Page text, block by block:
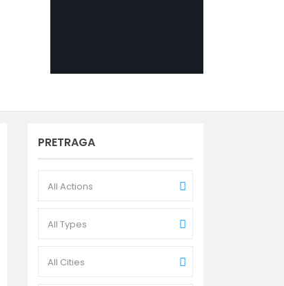
PRETRAGA
All Actions
All Types
All Cities